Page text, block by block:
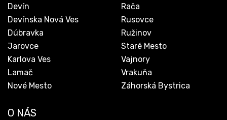
Devín
Devínska Nová Ves
Dúbravka
Jarovce
Karlova Ves
Lamač
Nové Mesto
Rača
Rusovce
Ružinov
Staré Mesto
Vajnory
Vrakuňa
Záhorská Bystrica
O NÁS